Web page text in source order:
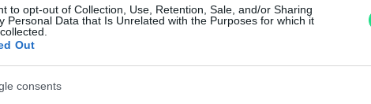
to opt-out of Collection, Use, Retention, Sale, and/or Sharing
Personal Data that Is Unrelated with the Purposes for which it
Out
consents
di assistenza.
Reso facile e gratuito
per
Per maggiori dettagli